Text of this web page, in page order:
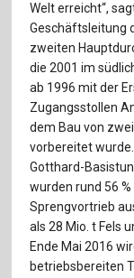
Welt erreicht“,
Geschäftsleitung
zweiten
die 2001 im
ab 1996 mit der
Zugangsstollen
dem Bau von
vorbereitet
Gotthard-
wurden rund 56
Sprengvortrieb
als 28 Mio. t Fels
Ende Mai 2016
betriebsbereiten